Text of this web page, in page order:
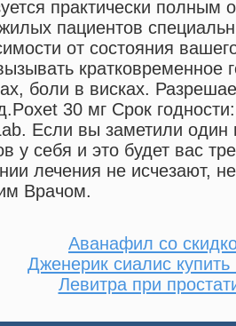
практически полным
пациентов
от состояния
кратковременное
боли в висках.
30 мг Срок
Если вы заметили один
у себя и это будет вас
лечения не исчезают,
Врачом.
Аванафил со
Дженерик сиалис купить
Левитра при